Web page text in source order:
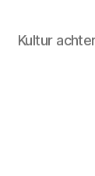
Kultur